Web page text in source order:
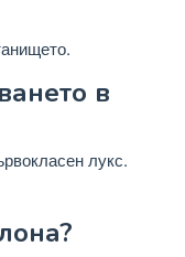
в
лукс.